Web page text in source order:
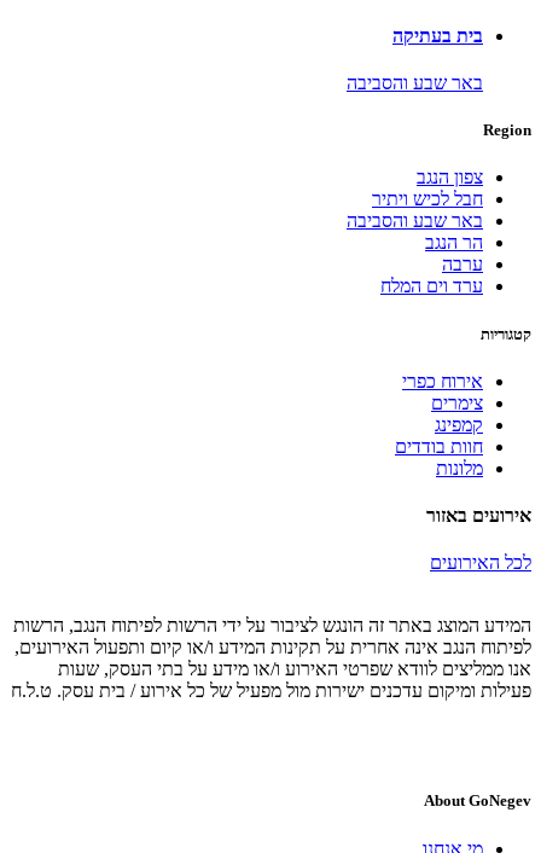
בית בעתיקה
באר שבע והסביבה
Region
צפון הנגב
חבל לכיש ויתיר
באר שבע והסביבה
הר הנגב
ערבה
ערד וים המלח
קטגוריות
אירוח כפרי
צימרים
קמפינג
חוות בודדים
מלונות
אירועים באזור
לכל האירועים
המידע המוצג באתר זה הונגש לציבור על ידי הרשות לפיתוח הנגב, הרשות
לפיתוח הנגב אינה אחרית על תקינות המידע ו/או קיום ותפעול האירועים,
אנו ממליצים לוודא שפרטי האירוע ו/או מידע על בתי העסק, שעות
פעילות ומיקום עדכנים ישירות מול מפעיל של כל אירוע / בית עסק. ט.ל.ח
About GoNegev
מי אנחנו